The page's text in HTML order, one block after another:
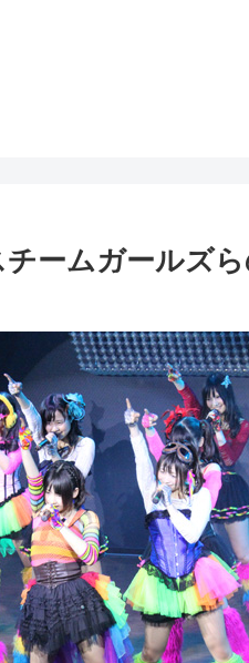
ームガールズ